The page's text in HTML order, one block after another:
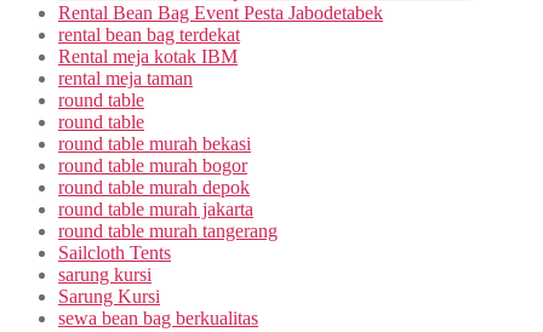
Rental Bean Bag Event Pesta Jabodetabek
rental bean bag terdekat
Rental meja kotak IBM
rental meja taman
round table
round table
round table murah bekasi
round table murah bogor
round table murah depok
round table murah jakarta
round table murah tangerang
Sailcloth Tents
sarung kursi
Sarung Kursi
sewa bean bag berkualitas